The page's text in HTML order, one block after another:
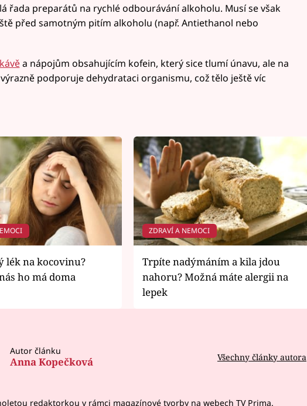
řada preparátů na rychlé odbourávání alkoholu. Musí se však
před samotným pitím alkoholu (např. Antiethanol nebo
kávěa nápojům obsahujícím kofein, který sice tlumí únavu, ale na
podporuje dehydrataci organismu, což tělo ještě víc
lék na kocovinu?
ho má doma
ZDRAVÍ A NEMOCI
Trpíte nadýmáním a kila jdou
nahoru? Možná máte alergii na
lepek
Autor článku
Anna Kopečková Všechny články autora
redaktorkou v rámci magazínové tvorby na webech TV Prima.